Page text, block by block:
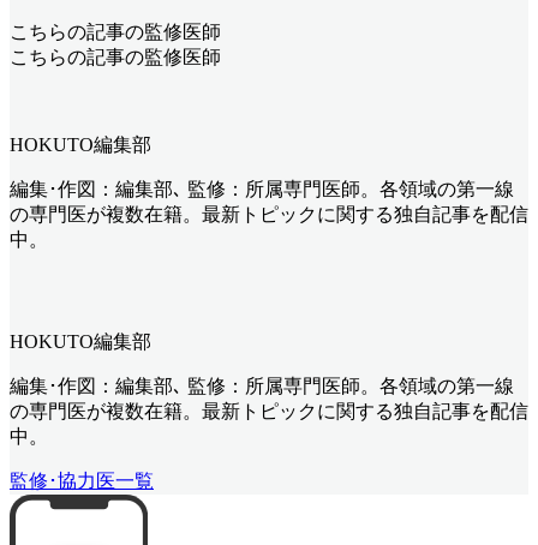
こちらの記事の監修医師
こちらの記事の監修医師
HOKUTO編集部
編集･作図：編集部､ 監修：所属専門医師。各領域の第一線
の専門医が複数在籍。最新トピックに関する独自記事を配信
中。
HOKUTO編集部
編集･作図：編集部､ 監修：所属専門医師。各領域の第一線
の専門医が複数在籍。最新トピックに関する独自記事を配信
中。
監修･協力医一覧